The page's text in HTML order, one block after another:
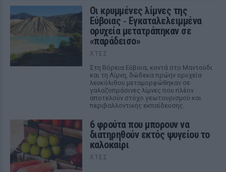
Οι κρυμμένες λίμνες της
Εύβοιας ‑ Εγκαταλελειμμένα
ορυχεία μετατράπηκαν σε
«παράδεισο»
ΧΤΕΣ
Στη Βόρεια Εύβοια, κοντά στο Μαντούδι
και τη Λίμνη, δώδεκα πρώην ορυχεία
λευκόλιθου μεταμορφώθηκαν σε
γαλαζοπράσινες λίμνες που πλέον
αποτελούν στόχο γεωτουρισμού και
περιβαλλοντικής εκπαίδευσης.
6 φρούτα που μπορουν να
διατηρηθούν εκτός ψυγείου το
καλοκαίρι
ΧΤΕΣ